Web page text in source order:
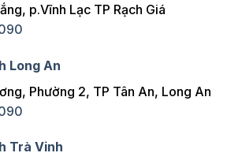
p.Vĩnh Lạc TP Rạch Giá
Long An
Phường 2, TP Tân An, Long An
Trà Vinh